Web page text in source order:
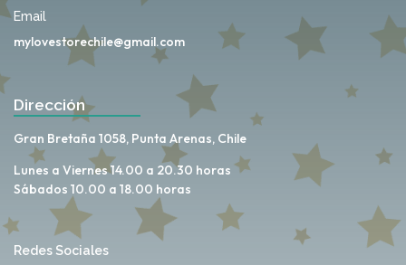
Email
mylovestorechile@gmail.com
Dirección
Gran Bretaña 1058, Punta Arenas, Chile
Lunes a Viernes 14.00 a 20.30 horas
Sábados 10.00 a 18.00 horas
Redes Sociales